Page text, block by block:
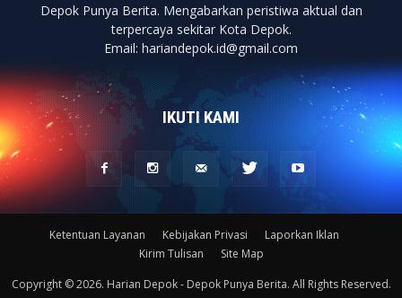
Depok Punya Berita. Mengabarkan peristiwa aktual dan
terpercaya sekitar Kota Depok.
Email: hariandepok.id@gmail.com
IKUTI KAMI
Ketentuan Layanan Kebijakan Privasi
Laporkan Iklan
Kirim Tulisan
Site Map
Copyright © 2026. Harian Depok - Depok Punya Berita. All Rights Reserved.